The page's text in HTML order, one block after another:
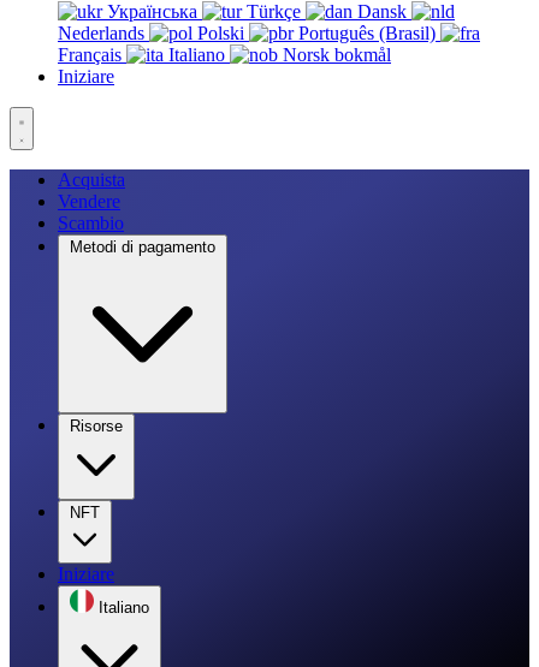
Українська
Türkçe
Dansk
Nederlands
Polski
Português (Brasil)
Français
Italiano
Norsk bokmål
Iniziare
Acquista
Vendere
Scambio
Metodi di pagamento
Risorse
NFT
Iniziare
Italiano